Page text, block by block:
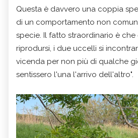
Questa è davvero una coppia
di un comportamento non
specie. Il fatto straordinario è
riprodursi, i due uccelli si
vicenda per non più di qualche
sentissero l'una l'arrivo dell'altro".